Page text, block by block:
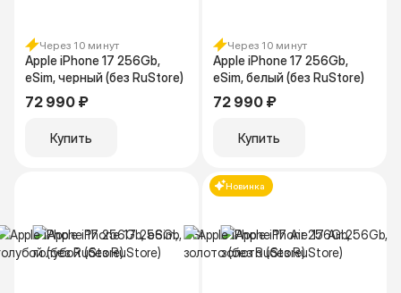
Через 10 минут
Apple iPhone 17 256Gb,
eSim, черный (без RuStore)
72 990 ₽
Купить
Через 10 минут
Apple iPhone 17 256Gb,
eSim, белый (без RuStore)
72 990 ₽
Купить
Новинка